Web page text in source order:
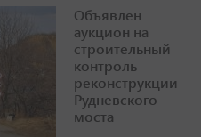
Объявлен
аукцион на
строительный
контроль
реконструкции
Рудневского
моста